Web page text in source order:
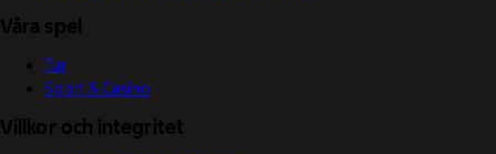
Våra spel
Tur
Sport & Casino
Villkor och integritet